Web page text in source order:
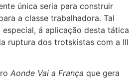
única seria para construir
a classe trabalhadora. Tal
á aplicação desta tática
ruptura dos trotskistas com a III
Aonde Vai a França que gera